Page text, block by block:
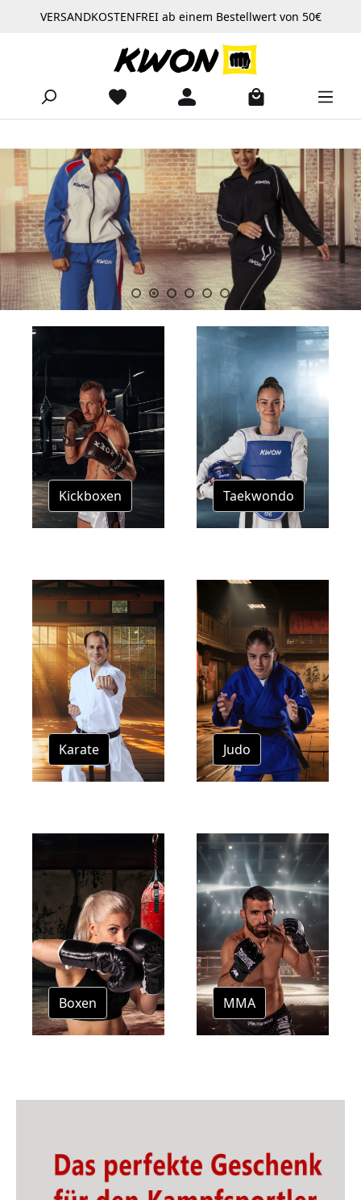
Zum Hauptinhalt springen
VERSANDKOSTENFREI ab einem Bestellwert von 50€
Slider überspringen
https://www.kwon.com/Produkte/Bekleidung/Trainingsanzuege/
Kickboxen Taekwondo
Karate Judo
Boxen MMA